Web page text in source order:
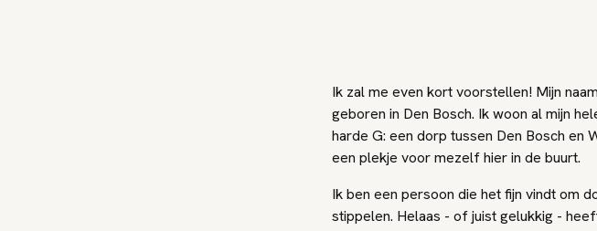
Ik zal me even kort voorstellen! Mijn
geboren in Den Bosch. Ik woon al mijn
harde G: een dorp tussen Den Bosch en
een plekje voor mezelf hier in de buurt.
Ik ben een persoon die het fijn vindt om
stippelen. Helaas - of juist gelukkig -